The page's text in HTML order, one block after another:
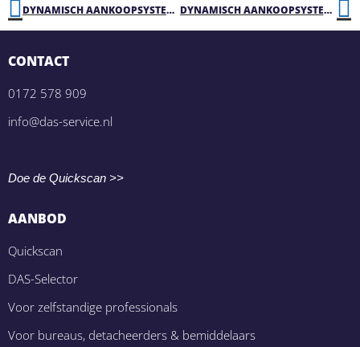
DYNAMISCH AANKOOPSYSTEEM DASMAKKELIJK – SCHOONMAAKDIENSTEN DYNAMISCH AANKOOPSYSTEEM DASMAKKELIJK – TIJDELIJKE HUISVESTING
CONTACT
0172 578 909
info@das-service.nl
Doe de Quickscan >>
AANBOD
Quickscan
DAS-Selector
Voor zelfstandige professionals
Voor bureaus, detacheerders & bemiddelaars